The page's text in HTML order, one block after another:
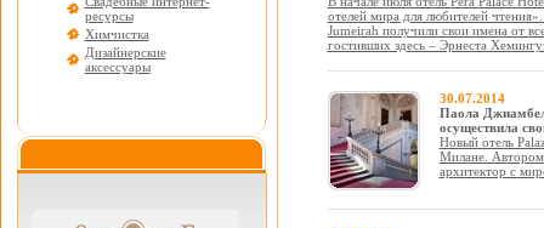
ресурсы
Химчистка
Дизайнерские
аксессуары
отелей мира для любителей
Jumeirah получили свои имена от
гостивших здесь – Эрнеста
30.07.2014
Паола
осуществила
Новый отель
Милане. Автором
архитектор с